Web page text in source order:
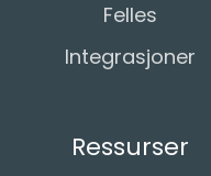
Felles
Integrasjoner
Ressurser